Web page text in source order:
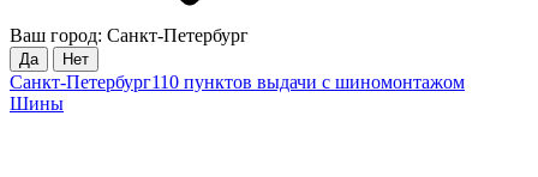
Ваш город: Санкт-Петербург
Да Нет
Санкт-Петербург110 пунктов выдачи с шиномонтажом
Шины